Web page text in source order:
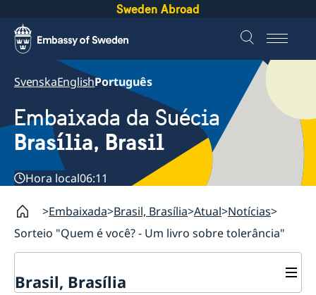
Sweden Abroad
SvenskaEnglishPortuguês
Embaixada da Suécia
Brasília, Brasil
Hora local06:11
Embaixada Brasil, Brasília Atual Notícias
Sorteio "Quem é você? - Um livro sobre tolerância"
Brasil, Brasília